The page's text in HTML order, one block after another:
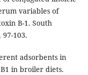
variables of
B-1. South
103.
adsorbents in
in broiler diets.